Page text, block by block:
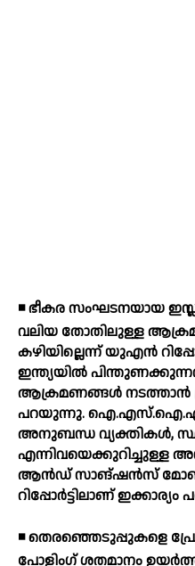
◾ ഭീകര സംഘടനയായ
വലിയ തോതിലുള്ള
കഴിയില്ലെന്ന് യുഎന്‍
ഇന്ത്യയില്‍
ആക്രമണങ്ങള്‍ നടത്താന്‍
പറയുന്നു.
അനുബന്ധ വ്യക്തികള്‍,
എന്നിവയെക്കുറിച്ചുള്ള
ആന്‍ഡ് സാങ്ഷന്‍സ്
റിപ്പോര്‍ട്ടിലാണ്
◾ തെരഞ്ഞെടുപ്പുകളെ
പോളിംഗ് ശതമാനം